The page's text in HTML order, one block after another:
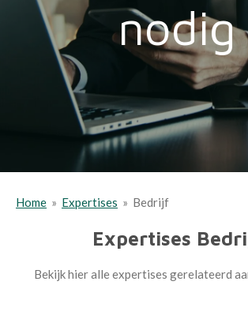
nodig
Home » Expertises » Bedrijf
Expertises
Bekijk hier alle expertises gerelateerd